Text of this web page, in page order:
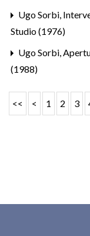
Ugo Sorbi,
Studio (1976)
Ugo Sorbi,
(1988)
<< < 1 2 3